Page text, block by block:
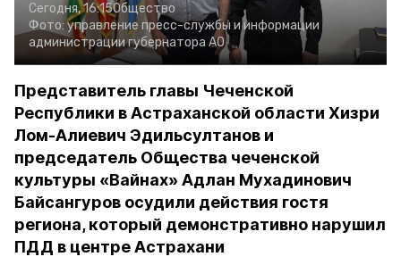
Сегодня, 16:15Общество
Фото: управление пресс-службы и информации
администрации губернатора АО
Представитель главы Чеченской
Республики в Астраханской области Хизри
Лом-Алиевич Эдильсултанов и
председатель Общества чеченской
культуры «Вайнах» Адлан Мухадинович
Байсангуров осудили действия гостя
региона, который демонстративно нарушил
ПДД в центре Астрахани